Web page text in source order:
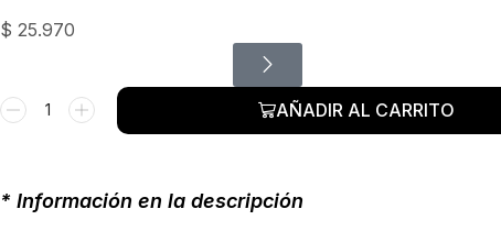
$ 25.970
AÑADIR AL CARRITO
* Información en la descripción